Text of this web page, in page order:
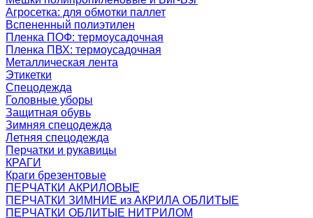
Агросетка: для обмотки паллет
Вспененный полиэтилен
Пленка ПОФ: термоусадочная
Пленка ПВХ: термоусадочная
Металлическая лента
Этикетки
Спецодежда
Головные уборы
Защитная обувь
Зимняя спецодежда
Летняя спецодежда
Перчатки и рукавицы
КРАГИ
Краги брезентовые
ПЕРЧАТКИ АКРИЛОВЫЕ
ПЕРЧАТКИ ЗИМНИЕ из АКРИЛА ОБЛИТЫЕ
ПЕРЧАТКИ ОБЛИТЫЕ НИТРИЛОМ